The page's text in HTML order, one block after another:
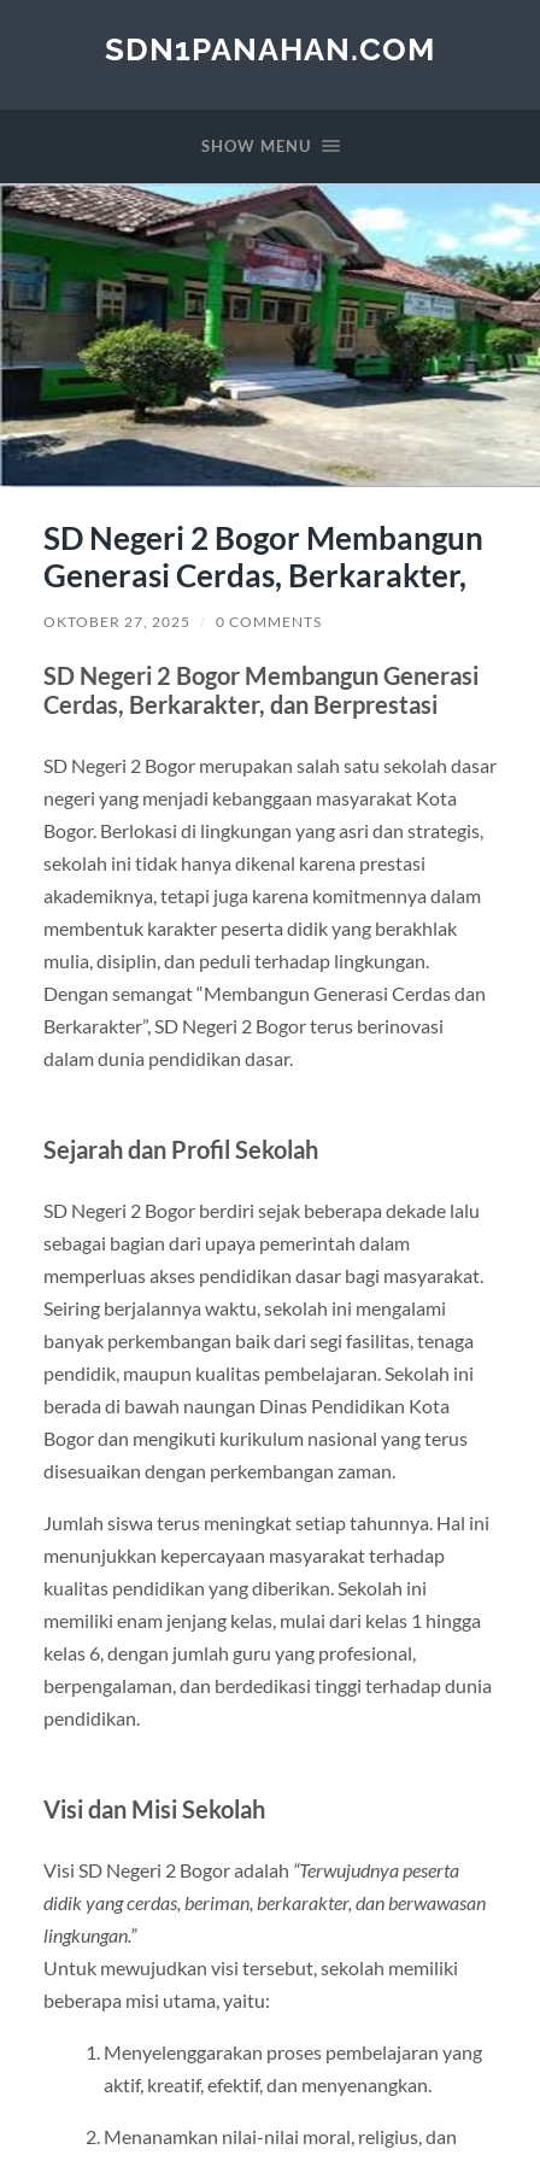
SDN1PANAHAN.COM
SHOW MENU
SD Negeri 2 Bogor Membangun
Generasi Cerdas, Berkarakter,
OKTOBER 27, 2025 / 0 COMMENTS
SD Negeri 2 Bogor Membangun Generasi
Cerdas, Berkarakter, dan Berprestasi
SD Negeri 2 Bogor merupakan salah satu sekolah dasar
negeri yang menjadi kebanggaan masyarakat Kota
Bogor. Berlokasi di lingkungan yang asri dan strategis,
sekolah ini tidak hanya dikenal karena prestasi
akademiknya, tetapi juga karena komitmennya dalam
membentuk karakter peserta didik yang berakhlak
mulia, disiplin, dan peduli terhadap lingkungan.
Dengan semangat “Membangun Generasi Cerdas dan
Berkarakter”, SD Negeri 2 Bogor terus berinovasi
dalam dunia pendidikan dasar.
Sejarah dan Profil Sekolah
SD Negeri 2 Bogor berdiri sejak beberapa dekade lalu
sebagai bagian dari upaya pemerintah dalam
memperluas akses pendidikan dasar bagi masyarakat.
Seiring berjalannya waktu, sekolah ini mengalami
banyak perkembangan baik dari segi fasilitas, tenaga
pendidik, maupun kualitas pembelajaran. Sekolah ini
berada di bawah naungan Dinas Pendidikan Kota
Bogor dan mengikuti kurikulum nasional yang terus
disesuaikan dengan perkembangan zaman.
Jumlah siswa terus meningkat setiap tahunnya. Hal ini
menunjukkan kepercayaan masyarakat terhadap
kualitas pendidikan yang diberikan. Sekolah ini
memiliki enam jenjang kelas, mulai dari kelas 1 hingga
kelas 6, dengan jumlah guru yang profesional,
berpengalaman, dan berdedikasi tinggi terhadap dunia
pendidikan.
Visi dan Misi Sekolah
Visi SD Negeri 2 Bogor adalah “Terwujudnya peserta
didik yang cerdas, beriman, berkarakter, dan berwawasan
lingkungan.”
Untuk mewujudkan visi tersebut, sekolah memiliki
beberapa misi utama, yaitu:
Menyelenggarakan proses pembelajaran yang
aktif, kreatif, efektif, dan menyenangkan.
Menanamkan nilai-nilai moral, religius, dan